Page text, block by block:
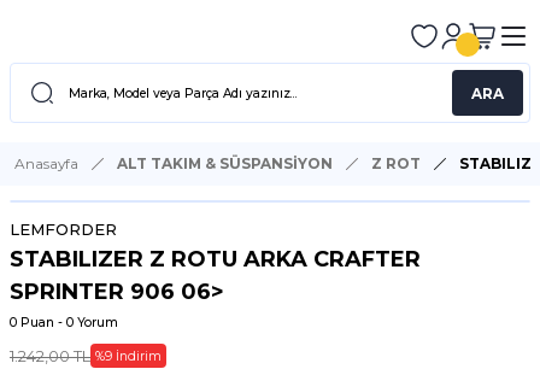
ARA
Anasayfa ALT TAKIM & SÜSPANSİYON Z ROT
LEMFORDER
STABILIZER Z ROTU ARKA CRAFTER
SPRINTER 906 06>
0 Puan - 0 Yorum
1.242,00 TL %9 İndirim